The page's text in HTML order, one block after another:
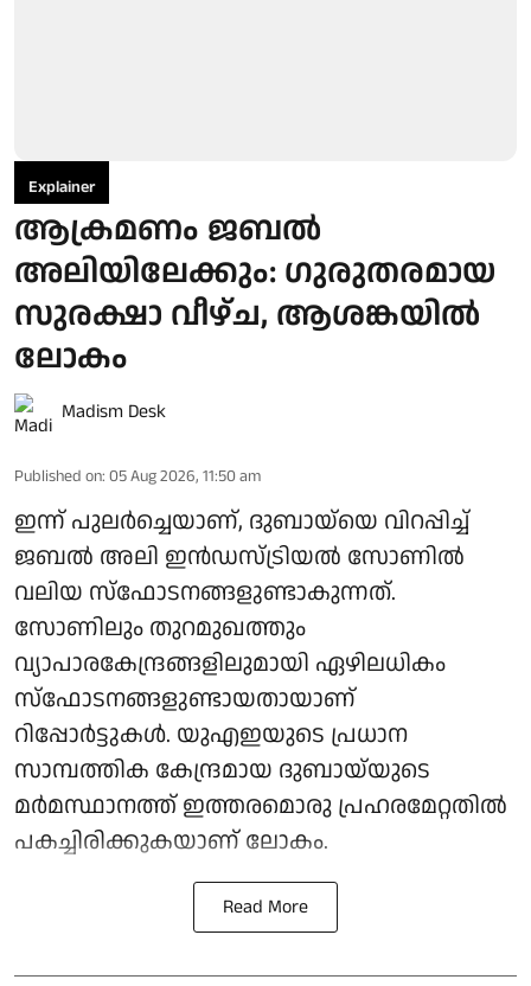
Explainer
ആക്രമണം ജബൽ
അലിയിലേക്കും: ഗുരുതരമായ
സുരക്ഷാ വീഴ്ച, ആശങ്കയിൽ
ലോകം
Madism Desk
Published on: 05 Aug 2026, 11:50 am
ഇന്ന് പുലർച്ചെയാണ്, ദുബായ്‌യെ വിറപ്പിച്ച്
ജബൽ അലി ഇൻഡസ്ട്രിയൽ സോണിൽ
വലിയ സ്ഫോടനങ്ങളുണ്ടാകുന്നത്.
സോണിലും തുറമുഖത്തും
വ്യാപാരകേന്ദ്രങ്ങളിലുമായി ഏഴിലധികം
സ്ഫോടനങ്ങളുണ്ടായതായാണ്
റിപ്പോർട്ടുകൾ. യുഎഇയുടെ പ്രധാന
സാമ്പത്തിക കേന്ദ്രമായ ദുബായ്‌യുടെ
മർമസ്ഥാനത്ത് ഇത്തരമൊരു പ്രഹരമേറ്റതിൽ
പകച്ചിരിക്കുകയാണ് ലോകം.
Read More